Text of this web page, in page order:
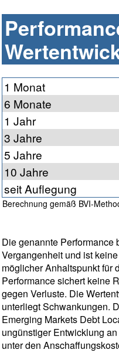
1 Monat
6 Monate
1 Jahr
3 Jahre
5 Jahre
10 Jahre
seit Auflegung
Berechnung gemäß BVI-
Die genannte Performance
Vergangenheit und ist
möglicher Anhaltspunkt für
Performance sichert keine
gegen Verluste. Die
unterliegt Schwankungen.
Emerging Markets Debt
ungünstiger Entwicklung
unter den